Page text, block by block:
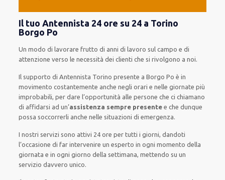
Il tuo Antennista 24 ore su 24 a Torino
Borgo Po
Un modo di lavorare frutto di anni di lavoro sul campo e di
attenzione verso le necessitàdei clienti che si rivolgono a noi.
Il supporto di Antennista Torinopresente a Borgo Po èin
movimento costantemente anchenegli orari e nelle giornate più
improbabili, perdare l’opportunità alle persone che ci chiamano
di affidarsi ad un’assistenza sempre presente e chedunque
possa soccorrerli anchenelle situazioni di emergenza.
I nostri servizi sono attivi 24 orepertutti i giorni, dandoti
l’occasione di farintervenire unesperto inogni momento della
giornata e inogni giorno della settimana, mettendo su un
serviziodavvero unico.